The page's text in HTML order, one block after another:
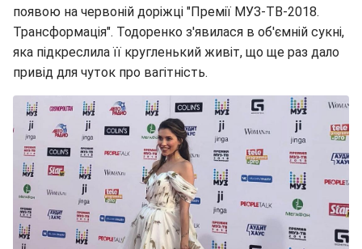
появою на червоній доріжці "Премії МУЗ-ТВ-2018.
Трансформація". Тодоренко з'явилася в об'ємній сукні,
яка підкреслила її кругленький живіт, що ще раз дало
привід для чуток про вагітність.